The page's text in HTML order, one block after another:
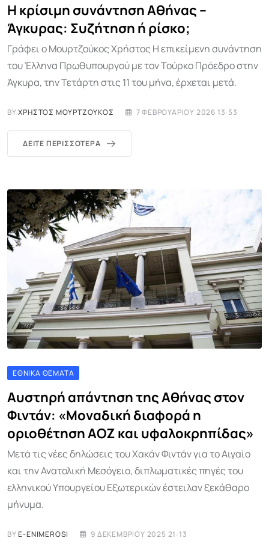
Η κρίσιμη συνάντηση Αθήνας –
Άγκυρας: Συζήτηση ή ρίσκο;
Γράφει ο Μουρτζούκος Χρήστος Η επικείμενη συνάντηση
του Έλληνα Πρωθυπουργού με τον Τούρκο Πρόεδρο στην
Άγκυρα, την Τετάρτη στις 11 του μήνα, έρχεται μετά.
BYΧΡΉΣΤΟΣ ΜΟΥΡΤΖΟΎΚΟΣ 7 ΦΕΒΡΟΥΑΡΊΟΥ 2026 13:53
ΔΕΊΤΕ ΠΕΡΙΣΣΌΤΕΡΑ
ΕΘΝΙΚΆ ΘΈΜΑΤΑ
Αυστηρή απάντηση της Αθήνας στον
Φιντάν: «Μοναδική διαφορά η
οριοθέτηση ΑΟΖ και υφαλοκρηπίδας»
Μετά τις νέες δηλώσεις του Χακάν Φιντάν για το Αιγαίο
και την Ανατολική Μεσόγειο, διπλωματικές πηγές του
ελληνικού Υπουργείου Εξωτερικών έστειλαν ξεκάθαρο
μήνυμα.
BYE-ENIMEROSI 9 ΔΕΚΕΜΒΡΊΟΥ 2025 21:13